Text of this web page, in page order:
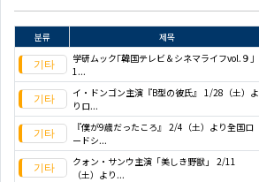
분류 제목
学研ムック｢韓国テレビ＆シネマライフvol.９｣
1...
イ・ドンゴン主演『B型の彼氏』 1/28（土）よ
りロ...
『僕が9歳だったころ』 2/4（土）より全国ロ
ードシ...
クォン・サンウ主演「美しき野獣」 2/11
（土）より...